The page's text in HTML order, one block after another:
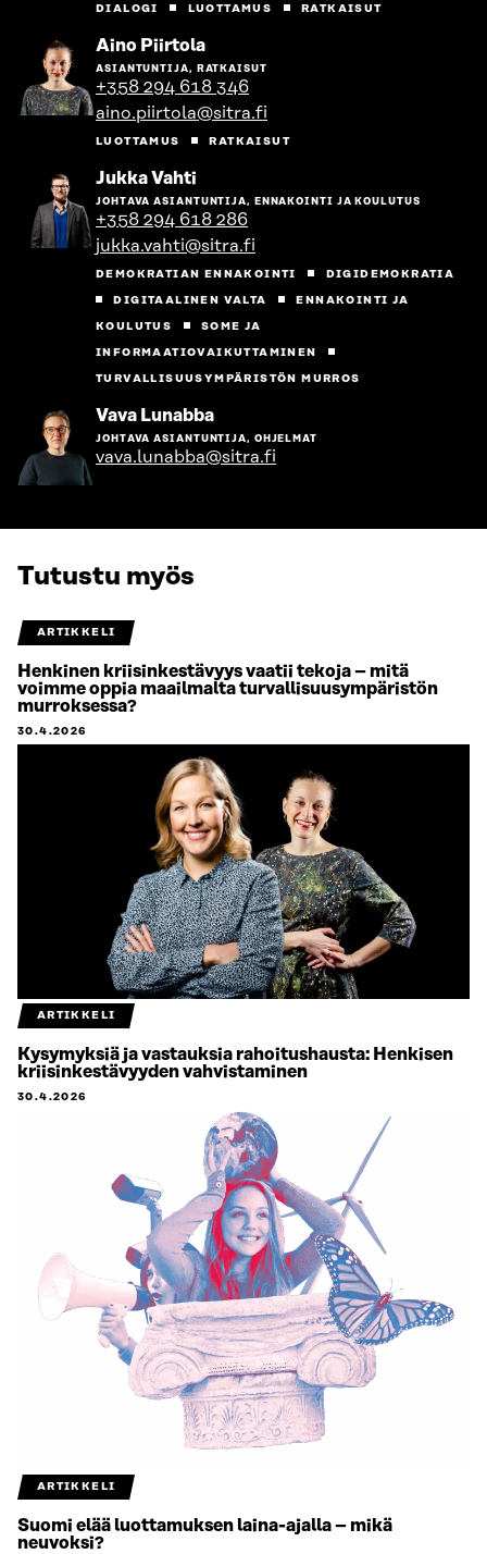
DIALOGI LUOTTAMUS RATKAISUT
Aino PiirtolaSiirry
henkilön
sivulle
ASIANTUNTIJA, RATKAISUT
+358 294 618 346
aino.piirtola@sitra.fi
LUOTTAMUS RATKAISUT
Jukka Vahti
henkilön
sivulle
JOHTAVA ASIANTUNTIJA, ENNAKOINTI JA KOULUTUS
+358 294 618 286
jukka.vahti@sitra.fi
DEMOKRATIAN ENNAKOINTI
DIGIDEMOKRATIA
DIGITAALINEN VALTA
ENNAKOINTI JA
KOULUTUS
SOME JA
INFORMAATIOVAIKUTTAMINEN
TURVALLISUUSYMPÄRISTÖN MURROS
Vava LunabbaSiirry
henkilön
sivulle
JOHTAVA ASIANTUNTIJA, OHJELMAT
vava.lunabba@sitra.fi
Tutustu myös
ARTIKKELI
Henkinen kriisinkestävyys vaatii tekoja – mitä
voimme oppia maailmalta turvallisuusympäristön
murroksessa?
30.4.2026
ARTIKKELI
Kysymyksiä ja vastauksia rahoitushausta: Henkisen
kriisinkestävyyden vahvistaminen
30.4.2026
ARTIKKELI
Suomi elää luottamuksen laina-ajalla – mikä
neuvoksi?